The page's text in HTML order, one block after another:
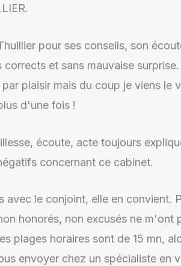
pour ses conseils, son
et sans mauvaise
plaisir mais du coup je viens le
d'une fois !
écoute, acte toujours
concernant ce cabinet.
avec le conjoint, elle en convient.
honorés, non excusés ne m'ont
plages horaires sont de 15 mn,
envoyer chez un spécialiste en